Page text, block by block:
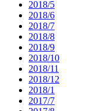
2018/5
2018/6
2018/7
2018/8
2018/9
2018/10
2018/11
2018/12
2018/1
2017/7